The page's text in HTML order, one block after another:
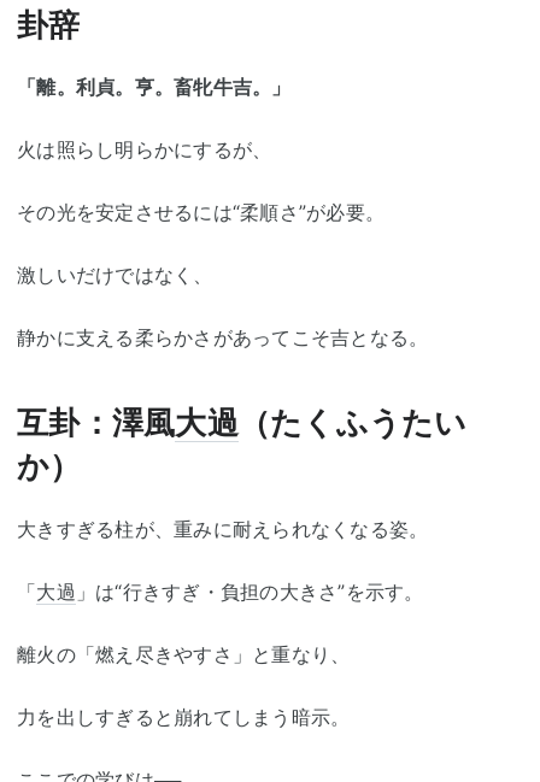
卦辞
「離。利貞。亨。畜牝牛吉。」
火は照らし明らかにするが、
その光を安定させるには“柔順さ”が必要。
激しいだけではなく、
静かに支える柔らかさがあってこそ吉となる。
互卦：澤風大過 （たくふうたい
か）
大きすぎる柱が、重みに耐えられなくなる姿。
「大過 」は“行きすぎ・負担の大きさ”を示す。
離火の「燃え尽きやすさ」と重なり、
力を出しすぎると崩れてしまう暗示。